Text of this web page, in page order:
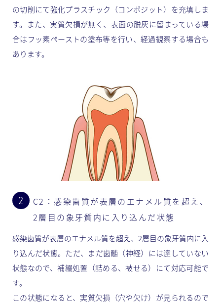
の切削にて強化プラスチック（コンポジット）を充填しま
す。また、実質欠損が無く、表面の脱灰に留まっている場
合はフッ素ペーストの塗布等を行い、経過観察する場合も
あります。
C2：感染歯質が表層のエナメル質を超え、
2層目の象牙質内に入り込んだ状態
感染歯質が表層のエナメル質を超え、2層目の象牙質内に入
り込んだ状態。ただ、まだ歯髄（神経）には達していない
状態なので、補綴処置（詰める、被せる）にて対応可能で
す。
この状態になると、実質欠損（穴や欠け）が見られるので